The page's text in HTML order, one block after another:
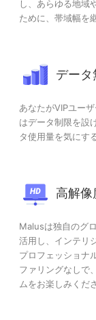
し、あらゆる地域
ために、帯域幅を
データ
あなたがVIPユー
はデータ制限を設
タ使用量を気にす
高解像
Malusは独自のグ
活用し、インテリ
プロフェッショナ
ファリングなしで
ムをお楽しみくだ